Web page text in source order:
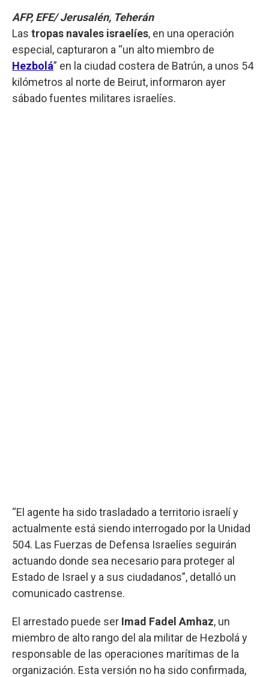
AFP, EFE/ Jerusalén, Teherán
Las tropas navales israelíes, en una operación
especial, capturaron a “un alto miembro de
Hezbolá” en la ciudad costera de Batrún, a unos 54
kilómetros al norte de Beirut, informaron ayer
sábado fuentes militares israelíes.
“El agente ha sido trasladado a territorio israelí y
actualmente está siendo interrogado por la Unidad
504. Las Fuerzas de Defensa Israelíes seguirán
actuando donde sea necesario para proteger al
Estado de Israel y a sus ciudadanos”, detalló un
comunicado castrense.
El arrestado puede ser Imad Fadel Amhaz, un
miembro de alto rango del ala militar de Hezbolá y
responsable de las operaciones marítimas de la
organización. Esta versión no ha sido confirmada,